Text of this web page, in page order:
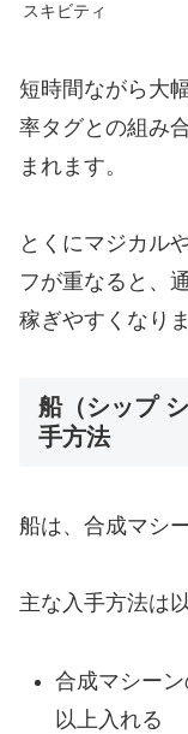
スキビティ
短時間ながら大
率タグとの組み
まれます。
とくにマジカル
フが重なると、
稼ぎやすくなりま
船（シップ
手方法
船は、合成マシ
主な入手方法は
合成マシー
以上入れる